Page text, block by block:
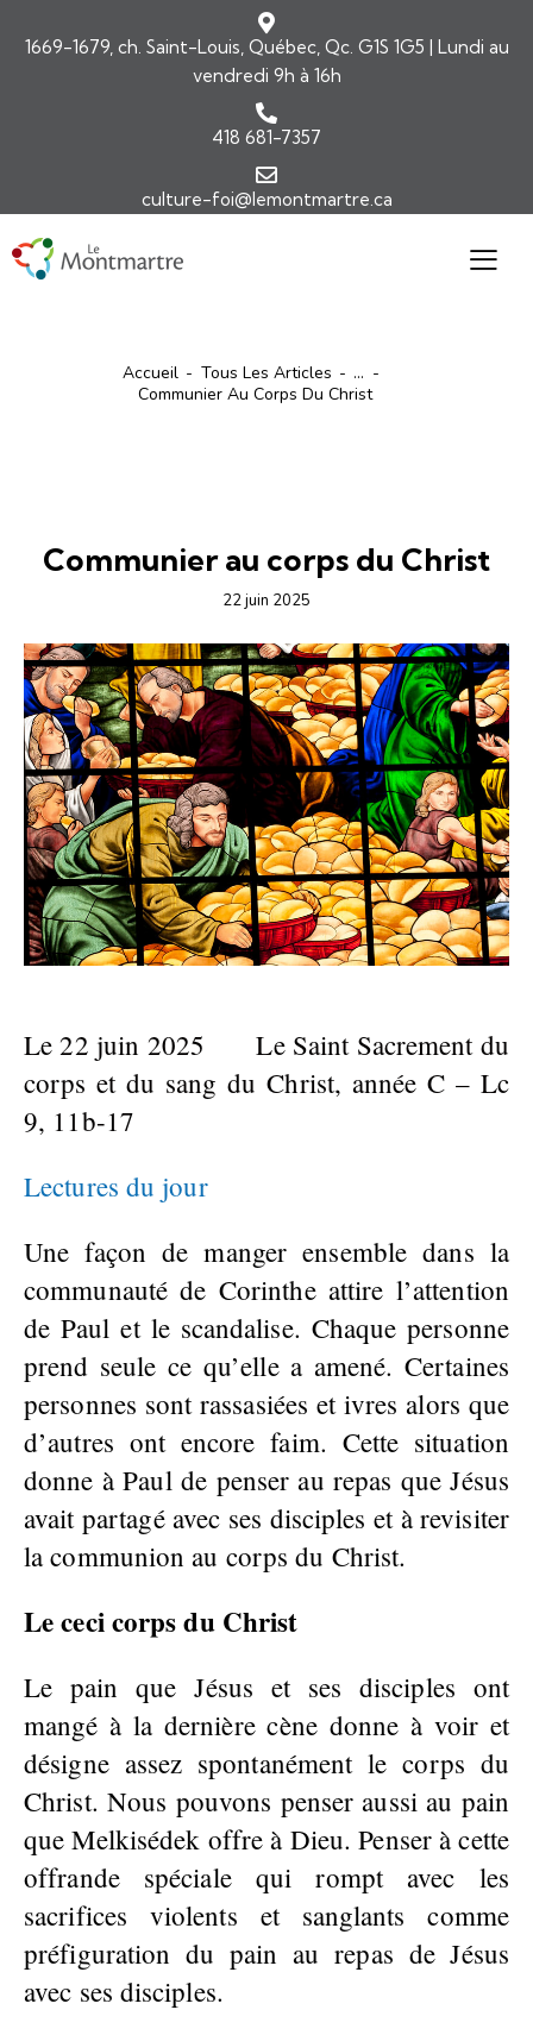
1669-1679, ch. Saint-Louis, Québec, Qc. G1S 1G5 | Lundi au
vendredi 9h à 16h
418 681-7357
culture-foi@lemontmartre.ca
Accueil Tous Les Articles
...
Communier Au Corps Du Christ
Communier au corps du Christ
22 juin 2025
Le 22 juin 2025 Le Saint Sacrement du
corps et du sang du Christ, année C – Lc
9, 11b-17
Lectures du jour
Une façon de manger ensemble dans la
communauté de Corinthe attire l’attention
de Paul et le scandalise. Chaque personne
prend seule ce qu’elle a amené. Certaines
personnes sont rassasiées et ivres alors que
d’autres ont encore faim. Cette situation
donne à Paul de penser au repas que Jésus
avait partagé avec ses disciples et à revisiter
la communion au corps du Christ.
Le ceci corps du Christ
Le pain que Jésus et ses disciples ont
mangé à la dernière cène donne à voir et
désigne assez spontanément le corps du
Christ. Nous pouvons penser aussi au pain
que Melkisédek offre à Dieu. Penser à cette
offrande spéciale qui rompt avec les
sacrifices violents et sanglants comme
préfiguration du pain au repas de Jésus
avec ses disciples.